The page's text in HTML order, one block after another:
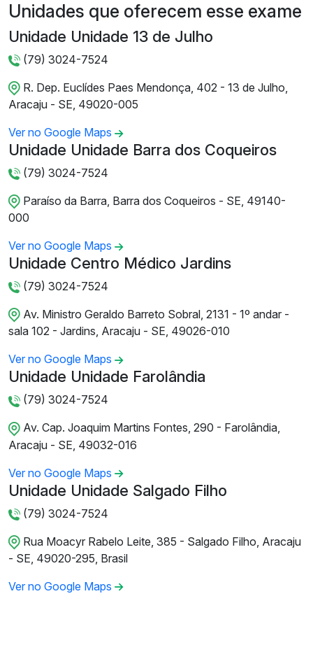
Unidades que oferecem esse exame
Unidade Unidade 13 de Julho
(79) 3024-7524
R. Dep. Euclídes Paes Mendonça, 402 - 13 de Julho,
Aracaju - SE, 49020-005
Ver no Google Maps
Unidade Unidade Barra dos Coqueiros
(79) 3024-7524
Paraíso da Barra, Barra dos Coqueiros - SE, 49140-
000
Ver no Google Maps
Unidade Centro Médico Jardins
(79) 3024-7524
Av. Ministro Geraldo Barreto Sobral, 2131 - 1º andar -
sala 102 - Jardins, Aracaju - SE, 49026-010
Ver no Google Maps
Unidade Unidade Farolândia
(79) 3024-7524
Av. Cap. Joaquim Martins Fontes, 290 - Farolândia,
Aracaju - SE, 49032-016
Ver no Google Maps
Unidade Unidade Salgado Filho
(79) 3024-7524
Rua Moacyr Rabelo Leite, 385 - Salgado Filho, Aracaju
- SE, 49020-295, Brasil
Ver no Google Maps